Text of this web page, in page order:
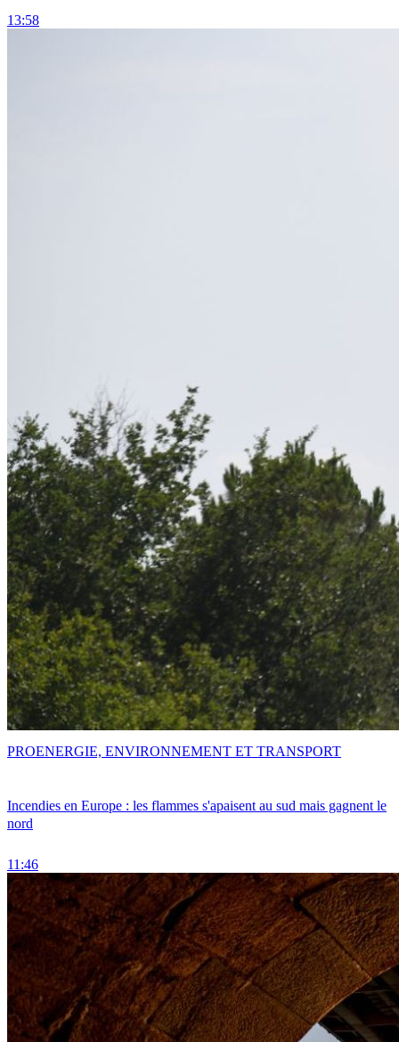
13:58
Incendies en Europe : les flammes s'apaisent au sud mais gagnent le
nord
11:46
PROENERGIE, ENVIRONNEMENT ET TRANSPORT